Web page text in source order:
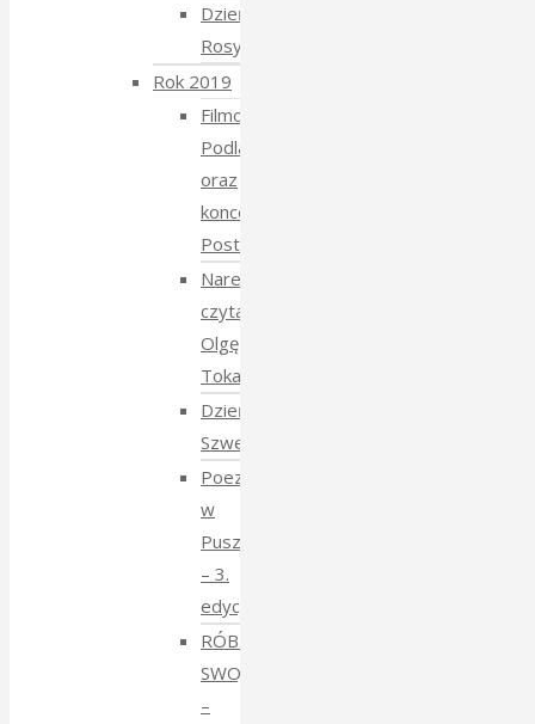
Dzień
Rosyjski
Rok 2019
Filmowe
Podlasie
oraz
koncert
Postmana
Narewka
czyta
Olgę
Tokarczuk
Dzień
Szwedzki
Poezja
w
Puszczy
– 3.
edycja
RÓBMY
SWOJE
–